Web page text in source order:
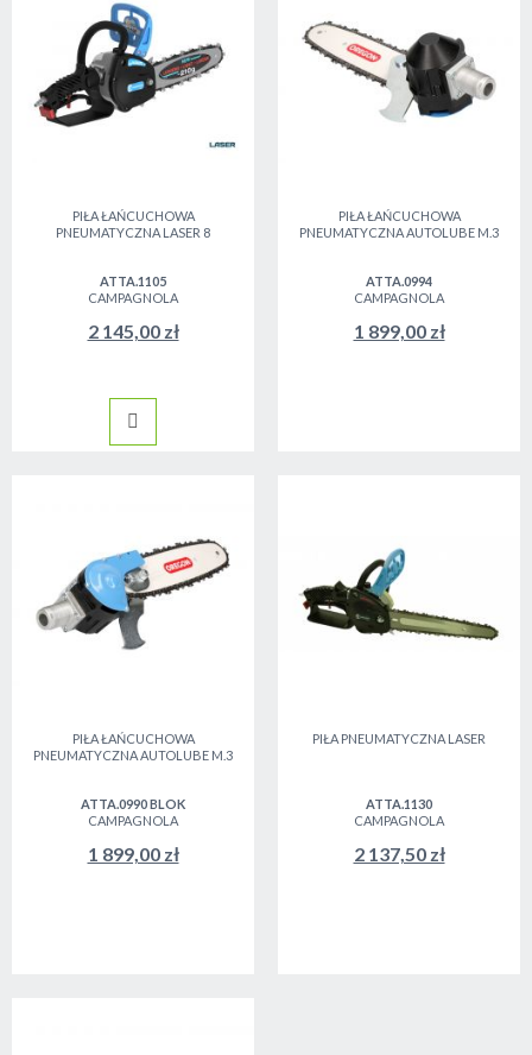
PIŁA ŁAŃCUCHOWA
PNEUMATYCZNA LASER 8
ATTA.1105
CAMPAGNOLA
2 145,00 zł
PIŁA ŁAŃCUCHOWA
PNEUMATYCZNA AUTOLUBE M.3
ATTA.0994
CAMPAGNOLA
1 899,00 zł
PIŁA ŁAŃCUCHOWA
PNEUMATYCZNA AUTOLUBE M.3
ATTA.0990 BLOK
CAMPAGNOLA
1 899,00 zł
PIŁA PNEUMATYCZNA LASER
ATTA.1130
CAMPAGNOLA
2 137,50 zł